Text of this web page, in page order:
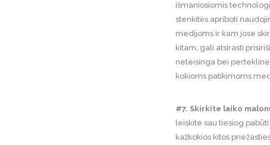
išmaniosiomis
stenkitės apriboti
medijoms ir kam jose
kitam, gali atsirasti
neteisinga bei
kokioms patikimoms
#7. Skirkite laiko
leiskite sau tiesiog
kažkokios kitos